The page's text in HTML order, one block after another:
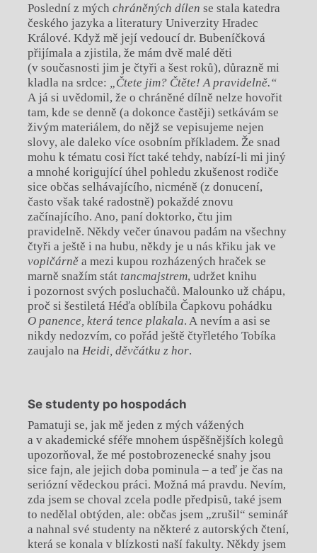
Poslední z mých chráněných dílen se stala katedra
českého jazyka a literatury Univerzity Hradec
Králové. Když mě její vedoucí dr. Bubeníčková
přijímala a zjistila, že mám dvě malé děti
(v současnosti jim je čtyři a šest roků), důrazně mi
kladla na srdce:
„Čtete jim? Čtěte! A pravidelně.“
A já si uvědomil, že o chráněné dílně nelze hovořit
tam, kde se denně (a dokonce častěji) setkávám se
živým materiálem, do nějž se vepisujeme nejen
slovy, ale daleko více osobním příkladem. Že snad
mohu k tématu cosi říct také tehdy, nabízí-li mi jiný
a mnohé korigující úhel pohledu zkušenost rodiče
sice občas selhávajícího, nicméně (z donucení,
často však také radostně) pokaždé znovu
začínajícího. Ano, paní doktorko, čtu jim
pravidelně. Někdy večer únavou padám na všechny
čtyři a ještě i na hubu, někdy je u nás křiku jak ve
vopičárněa mezi kupou rozházených hraček se
marně snažím stát tancmajstrem, udržet knihu
i pozornost svých posluchačů. Malounko už chápu,
proč si šestiletá Héďa oblíbila Čapkovu pohádku
O panence, která tence plakala. A nevím a asi se
nikdy nedozvím, co pořád ještě čtyřletého Tobíka
zaujalo na Heidi, děvčátku z hor.
Se studenty po hospodách
Pamatuji se, jak mě jeden z mých vážených
a v akademické sféře mnohem úspěšnějších kolegů
upozorňoval, že mé postobrozenecké snahy jsou
sice fajn, ale jejich doba pominula – a teď je čas na
seriózní vědeckou práci. Možná má pravdu. Nevím,
zda jsem se choval zcela podle předpisů, také jsem
to nedělal obtýden, ale: občas jsem „zrušil“ seminář
a nahnal své studenty na některé z autorských čtení,
která se konala v blízkosti naší fakulty. Někdy jsem